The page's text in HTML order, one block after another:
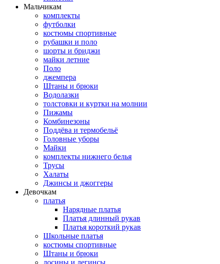
Мальчикам
комплекты
футболки
костюмы спортивные
рубашки и поло
шорты и бриджи
майки летние
Поло
джемпера
Штаны и брюки
Водолазки
толстовки и куртки на молнии
Пижамы
Комбинезоны
Поддёва и термобельё
Головные уборы
Майки
комплекты нижнего белья
Трусы
Халаты
Джинсы и джоггеры
Девочкам
платья
Нарядные платья
Платья длинный рукав
Платья короткий рукав
Школьные платья
костюмы спортивные
Штаны и брюки
лосины и легинсы